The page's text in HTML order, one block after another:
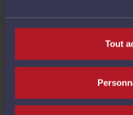
Tout
l'URSSAF ? Pas vraiment. Le 4 juin
de cassation, réunie en formation de
neuf ans (2e Civ., 9 mars 2017, n° 16-